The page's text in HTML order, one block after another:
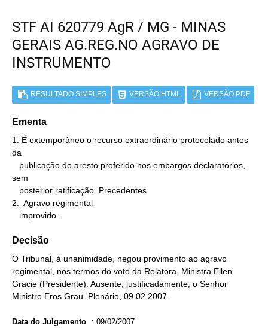
STF AI 620779 AgR / MG - MINAS
GERAIS AG.REG.NO AGRAVO DE
INSTRUMENTO
RESULTADO SIMPLES VERSÃO HTML VERSÃO PDF
Ementa
1. É extemporâneo o recurso extraordinário protocolado antes
da
sem
2.  Agravo regimental
   improvido.
Decisão
O Tribunal, à unanimidade, negou provimento ao agravo
regimental, nos termos do voto da Relatora, Ministra Ellen
Gracie (Presidente). Ausente, justificadamente, o Senhor
Ministro Eros Grau. Plenário, 09.02.2007.
Data do Julgamento : 09/02/2007